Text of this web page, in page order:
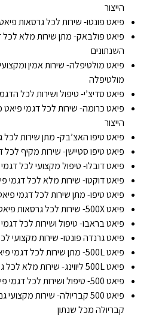
הייצור
פיאט פונטו- שירות לכל גרסאות
פיאט פולבאק- מתן שירות מלא לכל
השנתונים
פיאט מולטיפלה- שירות אמין
מולטיפלה
פיאט סדיצ’י- טיפול ושירות לכל
פיאט כרומה- שירות לכל דגמי
הייצור
פיאט טיפו האצ’בק- מתן שירות
פיאט טיפו סטיישן- שירות מקיף לכל
פיאט דובלו- טיפול מקצועי לכל
פיאט דוקטו- שירות מלא לכל דגמי
פיאט טיפו- מתן שירות לכל דגמי
פיאט 500X- שירות לכל גרסאות פיאט 500X ללא יוצא מן הכלל
פיאט בראבו- טיפול ושירות לכל
פיאט גרנדה פונטו- שירות מקצועי
פיאט 500L- מתן שירות לכל דגמי פיאט 500L
פיאט 500L ליווינג- שירות מלא לכל גרסאות פיאט 500L ליווינג
פיאט 500- טיפול ושירות לכל דגמי פיאט 500 בכל השנים
קבריולה מכל שנתון